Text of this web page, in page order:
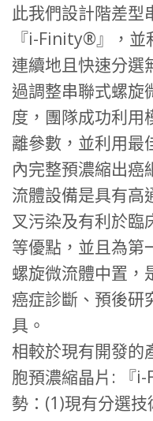
此我們設計階差型
『i-Finity®』，並
連續地且快速分選
過調整串聯式螺旋
度，團隊成功利用
離參數，並利用最
內完整預濃縮出癌
流體設備是具有高
叉污染及有利於臨
等優點，並且為第
螺旋微流體中置，
癌症診斷、預後研
具。
相較於現有開發的
胞預濃縮晶片: 『
勢：(1)現有分選